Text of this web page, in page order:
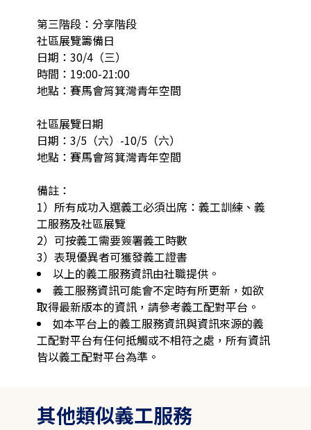
第三階段：分享階段
社區展覽籌備日
日期：30/4（三）
時間：19:00-21:00
地點：賽馬會筲箕灣青年空間
社區展覽日期
日期：3/5（六）-10/5（六）
地點：賽馬會筲箕灣青年空間
備註：
1）所有成功入選義工必須出席：義工訓練、義
工服務及社區展覽
2）可按義工需要簽署義工時數
以上的義工服務資訊由社職提供。
義工服務資訊可能會不定時有所更新，如欲
取得最新版本的資訊，請參考義工配對平台。
如本平台上的義工服務資訊與資訊來源的義
工配對平台有任何抵觸或不相符之處，所有資訊
皆以義工配對平台為準。
其他類似義工服務